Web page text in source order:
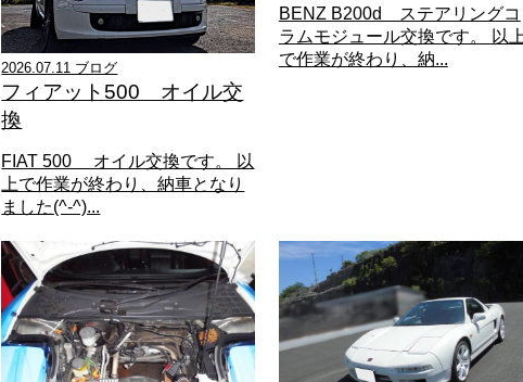
2026.07.11 ブログ
フィアット500 オイル交
換
FIAT 500 オイル交換です。 以
上で作業が終わり、納車となり
ました(^-^)...
BENZ B200d ステアリングコ
ラムモジュール交換です。 以
で作業が終わり、納...